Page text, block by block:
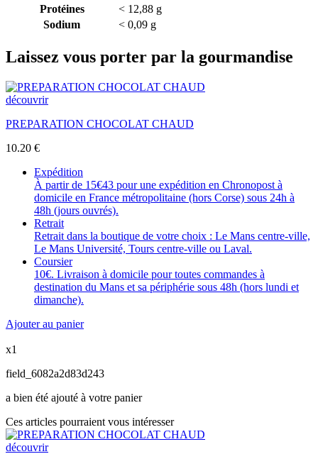
Protéines
< 12,88 g
Sodium
< 0,09 g
Laissez vous porter par la gourmandise
découvrir
PREPARATION CHOCOLAT CHAUD
10.20 €
Expédition
À partir de 15€43 pour une expédition en Chronopost à
domicile en France métropolitaine (hors Corse) sous 24h à
48h (jours ouvrés).
Retrait
Retrait dans la boutique de votre choix : Le Mans centre-ville,
Le Mans Université, Tours centre-ville ou Laval.
Coursier
10€. Livraison à domicile pour toutes commandes à
destination du Mans et sa périphérie sous 48h (hors lundi et
dimanche).
Ajouter au panier
x1
field_6082a2d83d243
a bien été ajouté à votre panier
Ces articles pourraient vous intéresser
découvrir